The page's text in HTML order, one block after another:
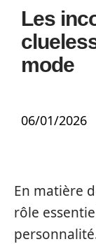
Les
mode
06/01/2026
En matière
rôle